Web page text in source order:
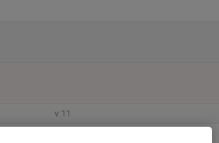
v.11